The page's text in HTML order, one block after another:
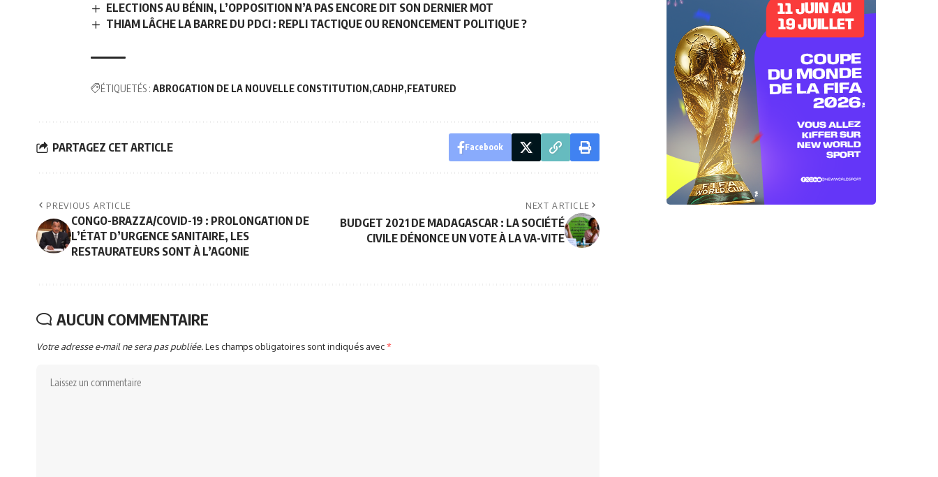
ELECTIONS AU BÉNIN, L’OPPOSITION N’A PAS ENCORE DIT SON DERNIER MOT
THIAM LÂCHE LA BARRE DU PDCI : REPLI TACTIQUE OU RENONCEMENT POLITIQUE ?
ÉTIQUETÉS : ABROGATION DE LA NOUVELLE CONSTITUTION CADHP FEATURED
PARTAGEZ CET ARTICLE Facebook
PREVIOUS ARTICLE
CONGO-BRAZZA/COVID-19 : PROLONGATION DE
L’ÉTAT D’URGENCE SANITAIRE, LES
RESTAURATEURS SONT À L’AGONIE
NEXT ARTICLE
BUDGET 2021 DE MADAGASCAR : LA SOCIÉTÉ
CIVILE DÉNONCE UN VOTE À LA VA-VITE
AUCUN COMMENTAIRE
Votre adresse e-mail ne sera pas publiée.Les champs obligatoires sont indiqués avec*